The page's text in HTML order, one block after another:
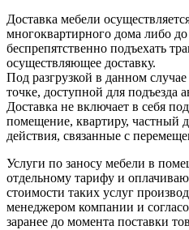
Доставка мебели
многоквартирного дома либо
беспрепятственно подъехать
осуществляющее доставку.
Под разгрузкой в данном
точке, доступной для подъезда
Доставка не включает в себя
помещение, квартиру, частный
действия, связанные с
Услуги по заносу мебели в
отдельному тарифу и
стоимости таких услуг
менеджером компании и
заранее до момента поставки